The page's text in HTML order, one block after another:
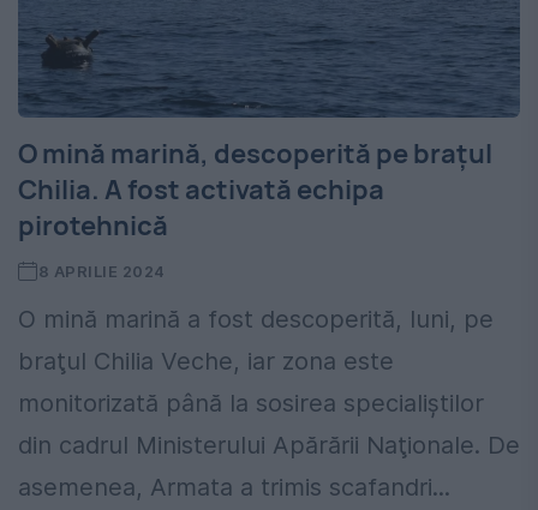
O mină marină, descoperită pe brațul
Chilia. A fost activată echipa
pirotehnică
8 APRILIE 2024
O mină marină a fost descoperită, luni, pe
braţul Chilia Veche, iar zona este
monitorizată până la sosirea specialiştilor
din cadrul Ministerului Apărării Naţionale. De
asemenea, Armata a trimis scafandri...